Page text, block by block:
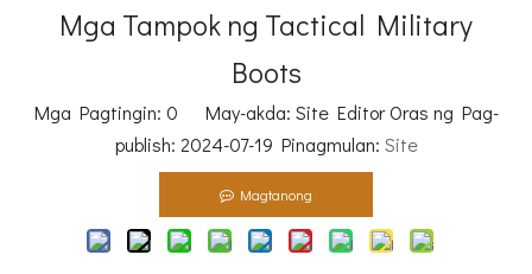
Mga Tampok ng Tactical Military
Boots
Mga Pagtingin: 0 May-akda: Site Editor Oras ng Pag-
publish: 2024-07-19 Pinagmulan: Site
Magtanong